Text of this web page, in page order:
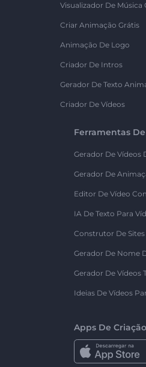
Visualizador De Música
Criar Animação Grátis
Animação De Logo
Criador De Intros
Gerador De Texto
Criador De Vídeos
Ferramentas
Gerador De Vídeos
Gerador De
Editor De Vídeo
IA De Texto Para
Construtor De
Gerador De Nome
Gerador De Vídeos
Ideias De Vídeos
Apps De